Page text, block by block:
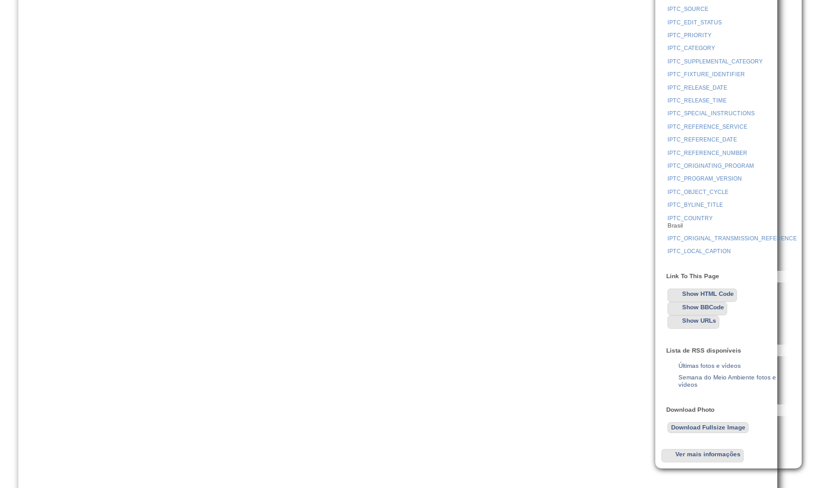
IPTC_SOURCE
IPTC_EDIT_STATUS
IPTC_PRIORITY
IPTC_CATEGORY
IPTC_SUPPLEMENTAL_CATEGORY
IPTC_FIXTURE_IDENTIFIER
IPTC_RELEASE_DATE
IPTC_RELEASE_TIME
IPTC_SPECIAL_INSTRUCTIONS
IPTC_REFERENCE_SERVICE
IPTC_REFERENCE_DATE
IPTC_REFERENCE_NUMBER
IPTC_ORIGINATING_PROGRAM
IPTC_PROGRAM_VERSION
IPTC_OBJECT_CYCLE
IPTC_BYLINE_TITLE
IPTC_COUNTRY
Brasil
IPTC_ORIGINAL_TRANSMISSION_REFERENCE
IPTC_LOCAL_CAPTION
Link To This Page
Show HTML Code
Show BBCode
Show URLs
Lista de RSS disponíveis
Últimas fotos e vídeos
Semana do Meio Ambiente fotos e
vídeos
Download Photo
Download Fullsize Image
Ver mais informações